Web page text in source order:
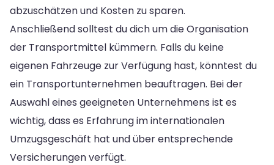
abzuschätzen und Kosten zu sparen.
Anschließend solltest du dich um die Organisation
der Transportmittel kümmern. Falls du keine
eigenen Fahrzeuge zur Verfügung hast, könntest du
ein Transportunternehmen beauftragen. Bei der
Auswahl eines geeigneten Unternehmens ist es
wichtig, dass es Erfahrung im internationalen
Umzugsgeschäft hat und über entsprechende
Versicherungen verfügt.